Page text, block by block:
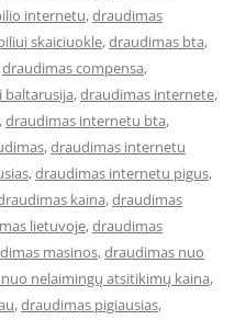
internetu,draudimas
skaiciuokle,draudimas bta,
draudimas compensa,
baltarusija,draudimas internete,
,draudimas internetu bta,
,draudimas internetu
,draudimas internetu pigus,
kaina,draudimas
lietuvoje,draudimas
masinos,draudimas nuo
nelaimingų atsitikimų kaina,
,draudimas pigiausias,